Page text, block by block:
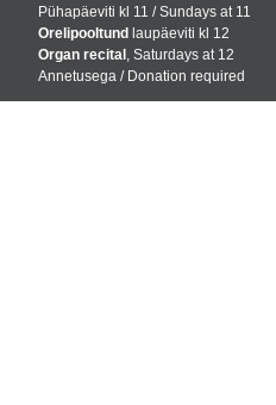
Pühapäeviti kl 11 / Sundays at 11
Orelipooltund laupäeviti kl 12
Organ recital , Saturdays at 12
Annetusega / Donation required